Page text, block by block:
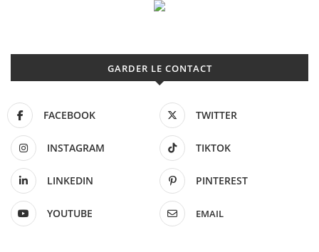
GARDER LE CONTACT
FACEBOOK TWITTER
INSTAGRAM TIKTOK
LINKEDIN PINTEREST
YOUTUBE EMAIL